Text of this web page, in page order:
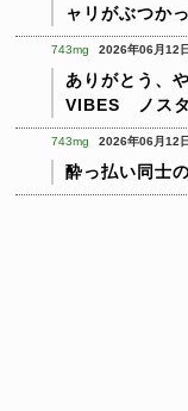
ャリがぶつか
743mg 2026年06月12
ありがとう、
VIBES ノスタ
743mg 2026年06月12
酔っ払い同士